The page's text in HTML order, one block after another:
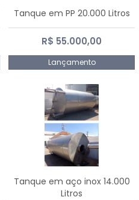
Tanque em PP 20.000 Litros
R$ 55.000,00
Lançamento
Tanque em aço inox 14.000
Litros